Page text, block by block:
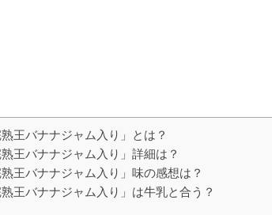
王バナナジャム入り」とは？
王バナナジャム入り」詳細は？
王バナナジャム入り」味の感想は？
王バナナジャム入り」は牛乳と合う？